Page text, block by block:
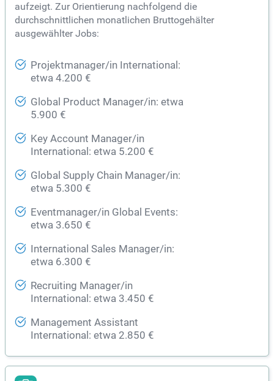
aufzeigt. Zur Orientierung nachfolgend die
durchschnittlichen monatlichen Bruttogehälter
ausgewählter Jobs:
Projektmanager/in International:
etwa 4.200 €
Global Product Manager/in: etwa
5.900 €
Key Account Manager/in
International: etwa 5.200 €
Global Supply Chain Manager/in:
etwa 5.300 €
Eventmanager/in Global Events:
etwa 3.650 €
International Sales Manager/in:
etwa 6.300 €
Recruiting Manager/in
International: etwa 3.450 €
Management Assistant
International: etwa 2.850 €